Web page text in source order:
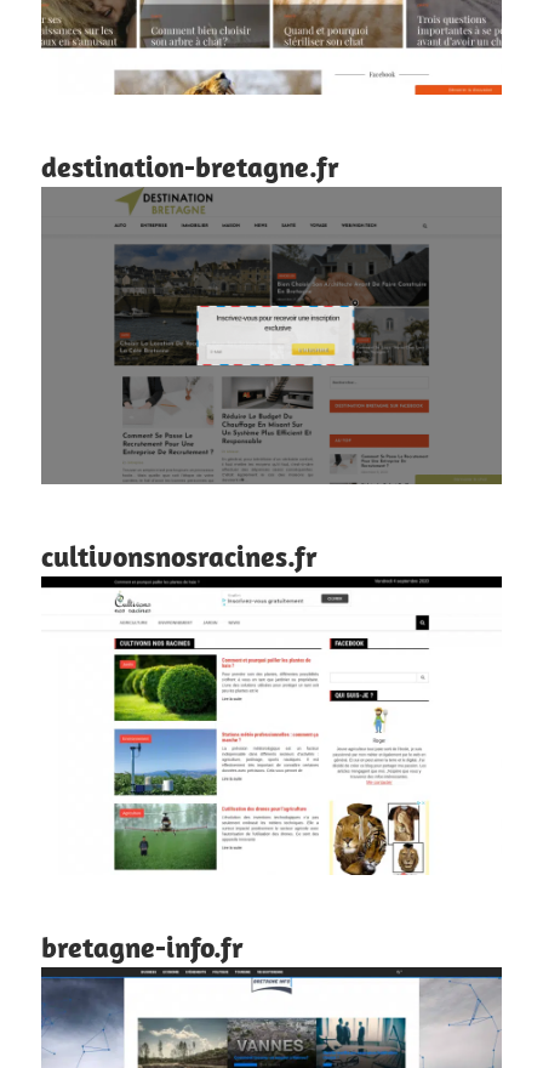
destination-bretagne.fr
cultivonsnosracines.fr
bretagne-info.fr